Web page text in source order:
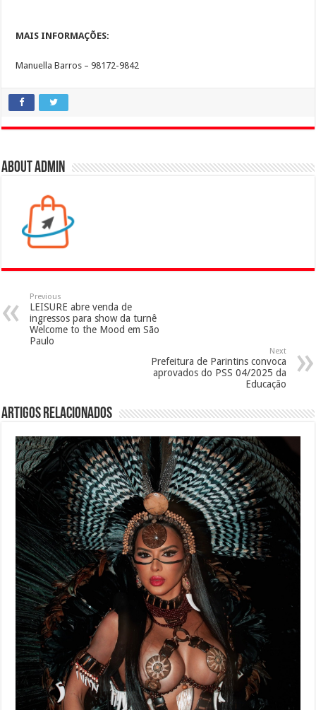
MAIS INFORMAÇÕES:
Manuella Barros – 98172-9842
About admin
Previous
LEISURE abre venda de
ingressos para show da turnê
Welcome to the Mood em São
Paulo
Next
Prefeitura de Parintins convoca
aprovados do PSS 04/2025 da
Educação
Artigos Relacionados